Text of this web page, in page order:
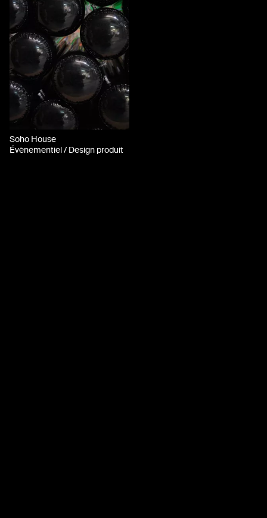
Soho House
Évènementiel / Design produit